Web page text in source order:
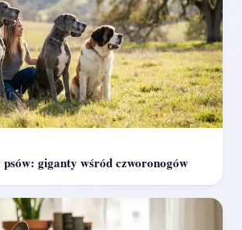
giganty wśród czworonogów